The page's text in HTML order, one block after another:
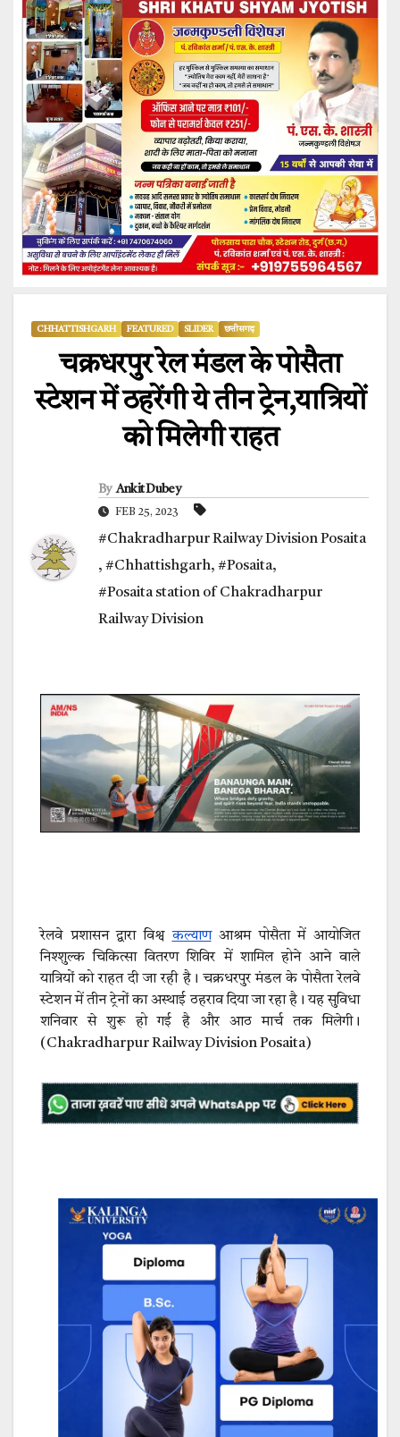
CHHATTISHGARH FEATURED SLIDER छत्तीसगढ़
चक्रधरपुर रेल मंडल के पोसैता
स्टेशन में ठहरेंगी ये तीन ट्रेन,यात्रियों
को मिलेगी राहत
By Ankit Dubey
FEB 25, 2023
#Chakradharpur Railway Division Posaita
, #Chhattishgarh, #Posaita,
#Posaita station of Chakradharpur
Railway Division
रेलवे प्रशासन द्वारा विश्वकल्याणआश्रम पोसैता में आयोजित
निश्शुल्क चिकित्सा वितरण शिविर में शामिल होने आने वाले
यात्रियों को राहत दी जा रही है। चक्रधरपुर मंडल के पोसैता रेलवे
स्टेशन में तीन ट्रेनों का अस्थाई ठहराव दिया जा रहा है। यह सुविधा
शनिवार से शुरू हो गई है और आठ मार्च तक मिलेगी।
(Chakradharpur Railway Division Posaita)